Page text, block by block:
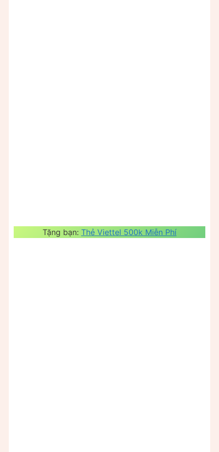
Tặng bạn: Thẻ Viettel 500k Miễn Phí